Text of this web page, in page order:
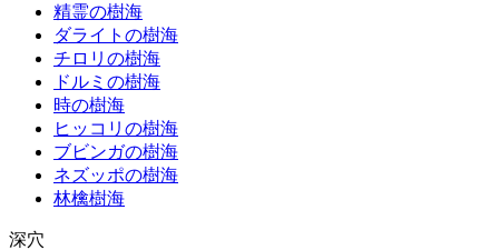
精霊の樹海
ダライトの樹海
チロリの樹海
ドルミの樹海
時の樹海
ヒッコリの樹海
ブビンガの樹海
ネズッポの樹海
林檎樹海
深穴